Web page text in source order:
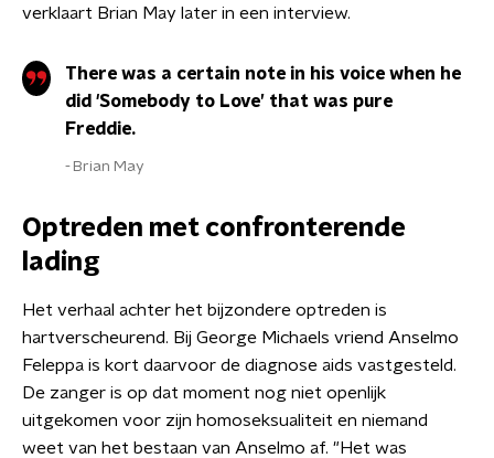
verklaart Brian May later in een interview.
There was a certain note in his voice when he
did 'Somebody to Love’ that was pure
Freddie.
Brian May
Optreden met confronterende
lading
Het verhaal achter het bijzondere optreden is
hartverscheurend. Bij George Michaels vriend Anselmo
Feleppa is kort daarvoor de diagnose aids vastgesteld.
De zanger is op dat moment nog niet openlijk
uitgekomen voor zijn homoseksualiteit en niemand
weet van het bestaan van Anselmo af. "Het was